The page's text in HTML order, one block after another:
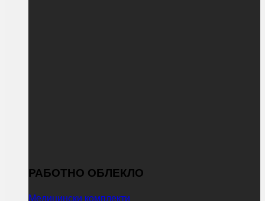
РАБОТНО ОБЛЕКЛО
Медицински комплекти